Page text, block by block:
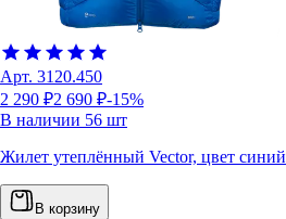
Арт. 3120.450
2 290 ₽2 690 ₽-15%
В наличии 56 шт
Жилет утеплённый Vector, цвет синий
В корзину